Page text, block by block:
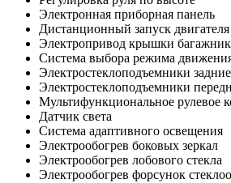
Электронная приборная панель
Дистанционный запуск двигателя
Электропривод крышки
Система выбора режима
Электростеклоподъемники задние
Электростеклоподъемники
Мультифункциональное рулевое
Датчик света
Система адаптивного освещения
Электрообогрев боковых зеркал
Электрообогрев лобового стекла
Электрообогрев форсунок